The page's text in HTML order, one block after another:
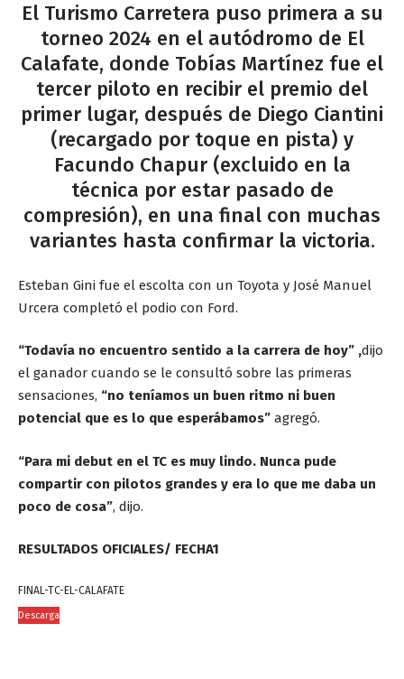
El Turismo Carretera puso primera a su
torneo 2024 en el autódromo de El
Calafate, donde Tobías Martínez fue el
tercer piloto en recibir el premio del
primer lugar, después de Diego Ciantini
(recargado por toque en pista) y
Facundo Chapur (excluido en la
técnica por estar pasado de
compresión), en una final con muchas
variantes hasta confirmar la victoria.
Esteban Gini fue el escolta con un Toyota y José Manuel
Urcera completó el podio con Ford.
“Todavía no encuentro sentido a la carrera de hoy” ,dijo
el ganador cuando se le consultó sobre las primeras
sensaciones, “no teníamos un buen ritmo ni buen
potencial que es lo que esperábamos” agregó.
“Para mi debut en el TC es muy lindo. Nunca pude
compartir con pilotos grandes y era lo que me daba un
poco de cosa”, dijo.
RESULTADOS OFICIALES/ FECHA1
FINAL-TC-EL-CALAFATE
Descarga